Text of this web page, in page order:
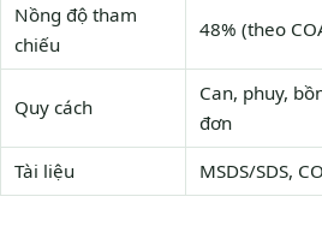
Nồng độ tham
chiếu
48% (theo
Quy cách
Can, phuy,
đơn
Tài liệu
MSDS/SDS,